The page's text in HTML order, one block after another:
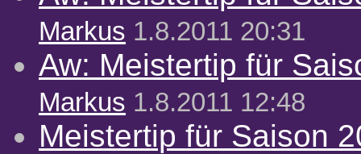
Markus 1.8.2011 20:31
Aw: Meistertip für
Markus 1.8.2011 12:48
Meistertip für Saison